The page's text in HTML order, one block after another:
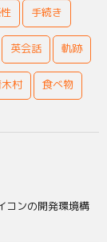
手続き
英会話 軌跡
村 食べ物
コンの開発環境構